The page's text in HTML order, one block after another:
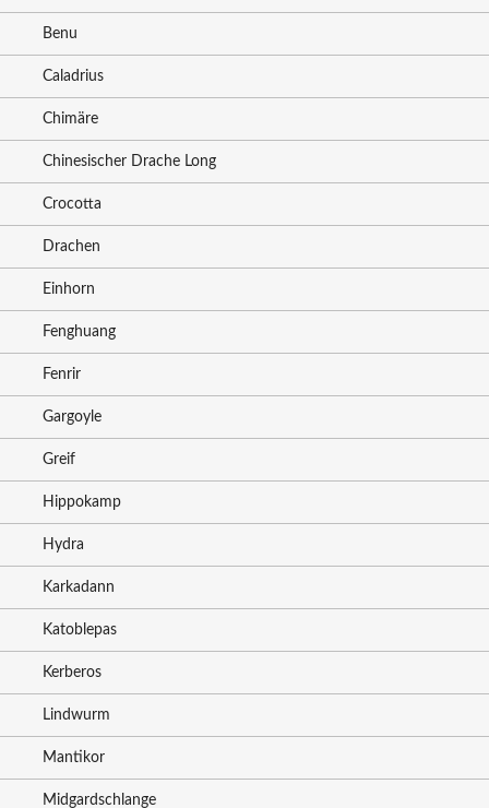
Benu
Caladrius
Chimäre
Chinesischer Drache Long
Crocotta
Drachen
Einhorn
Fenghuang
Fenrir
Gargoyle
Greif
Hippokamp
Hydra
Karkadann
Katoblepas
Kerberos
Lindwurm
Mantikor
Midgardschlange